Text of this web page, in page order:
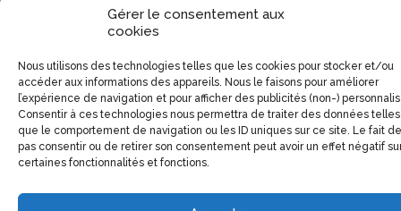
Gérer le consentement aux
cookies
Nous utilisons des technologies telles que les cookies pour stocker et/ou
accéder aux informations des appareils. Nous le faisons pour améliorer
l’expérience de navigation et pour afficher des publicités (non-)
Consentir à ces technologies nous permettra de traiter des données telles
que le comportement de navigation ou les ID uniques sur ce site. Le fait
pas consentir ou de retirer son consentement peut avoir un effet négatif
certaines fonctionnalités et fonctions.